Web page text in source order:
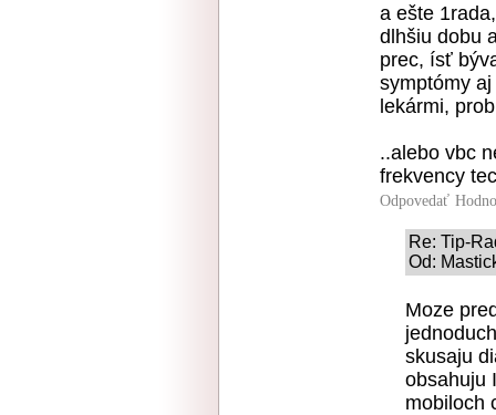
a ešte
dlhšiu dobu
prec, ísť
symptómy
lekármi,
..alebo vbc
frekvency
Odpovedať
Re: Tip-
Od:
Moze
skusaju
obsahuju
mobiloch